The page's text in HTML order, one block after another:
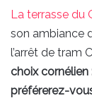
La terrasse du
son ambiance
l’arrêt de tram
choix
préférerez-